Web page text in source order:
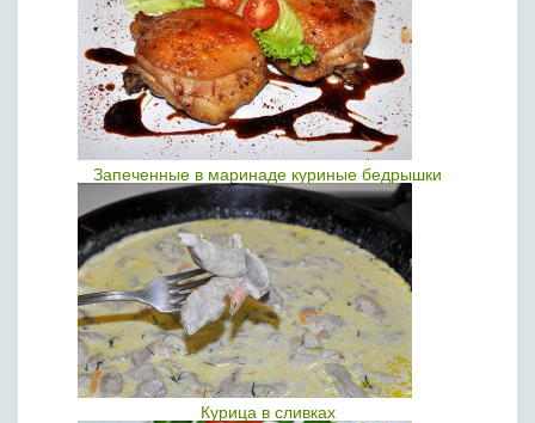
Запеченные в маринаде куриные бедрышки
Курица в сливках